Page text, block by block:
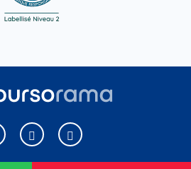
Boursorama sur Facebook
Boursorama sur XBoursorama sur